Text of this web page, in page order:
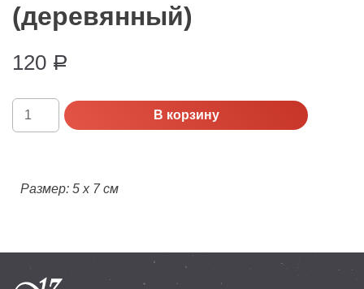
(деревянный)
120 Р
Количество
Магнит
В корзину
Размер: 5 х 7 см